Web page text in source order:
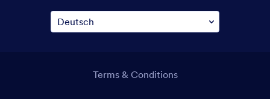
Terms & Conditions